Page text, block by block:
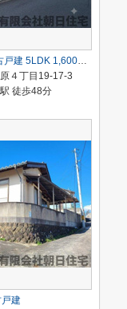
古志原4丁目 中古戸建 5LDK 1,600万円
４丁目19-17-3
徒歩48分
建